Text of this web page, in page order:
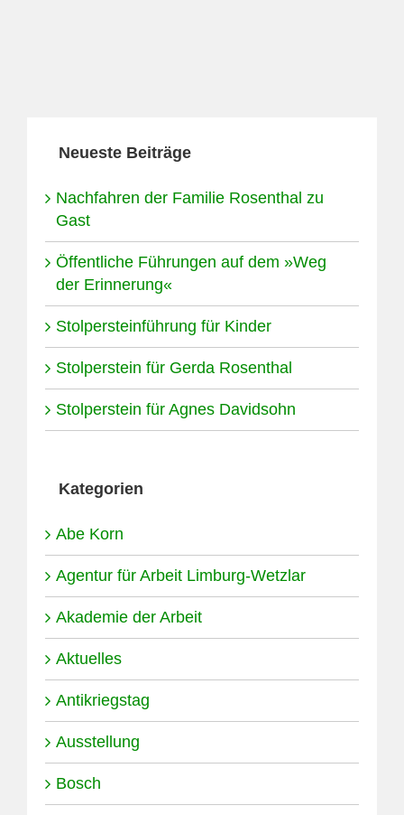
Neueste Beiträge
Nachfahren der Familie Rosenthal zu
Gast
Öffentliche Führungen auf dem »Weg
der Erinnerung«
Stolpersteinführung für Kinder
Stolperstein für Gerda Rosenthal
Stolperstein für Agnes Davidsohn
Kategorien
Abe Korn
Agentur für Arbeit Limburg-Wetzlar
Akademie der Arbeit
Aktuelles
Antikriegstag
Ausstellung
Bosch